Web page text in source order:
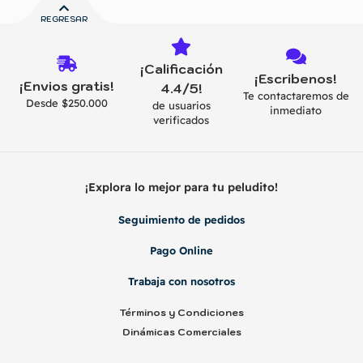
REGRESAR
¡Envios gratis!
Desde $250.000
¡Calificación
4.4/5!
de usuarios
verificados
¡Escribenos!
Te contactaremos de
inmediato
¡Explora lo mejor para tu peludito!
Seguimiento de pedidos
Pago Online
Trabaja con nosotros
Términos y Condiciones
Dinámicas Comerciales